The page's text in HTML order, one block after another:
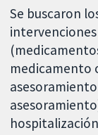
Se buscaron
medicamento